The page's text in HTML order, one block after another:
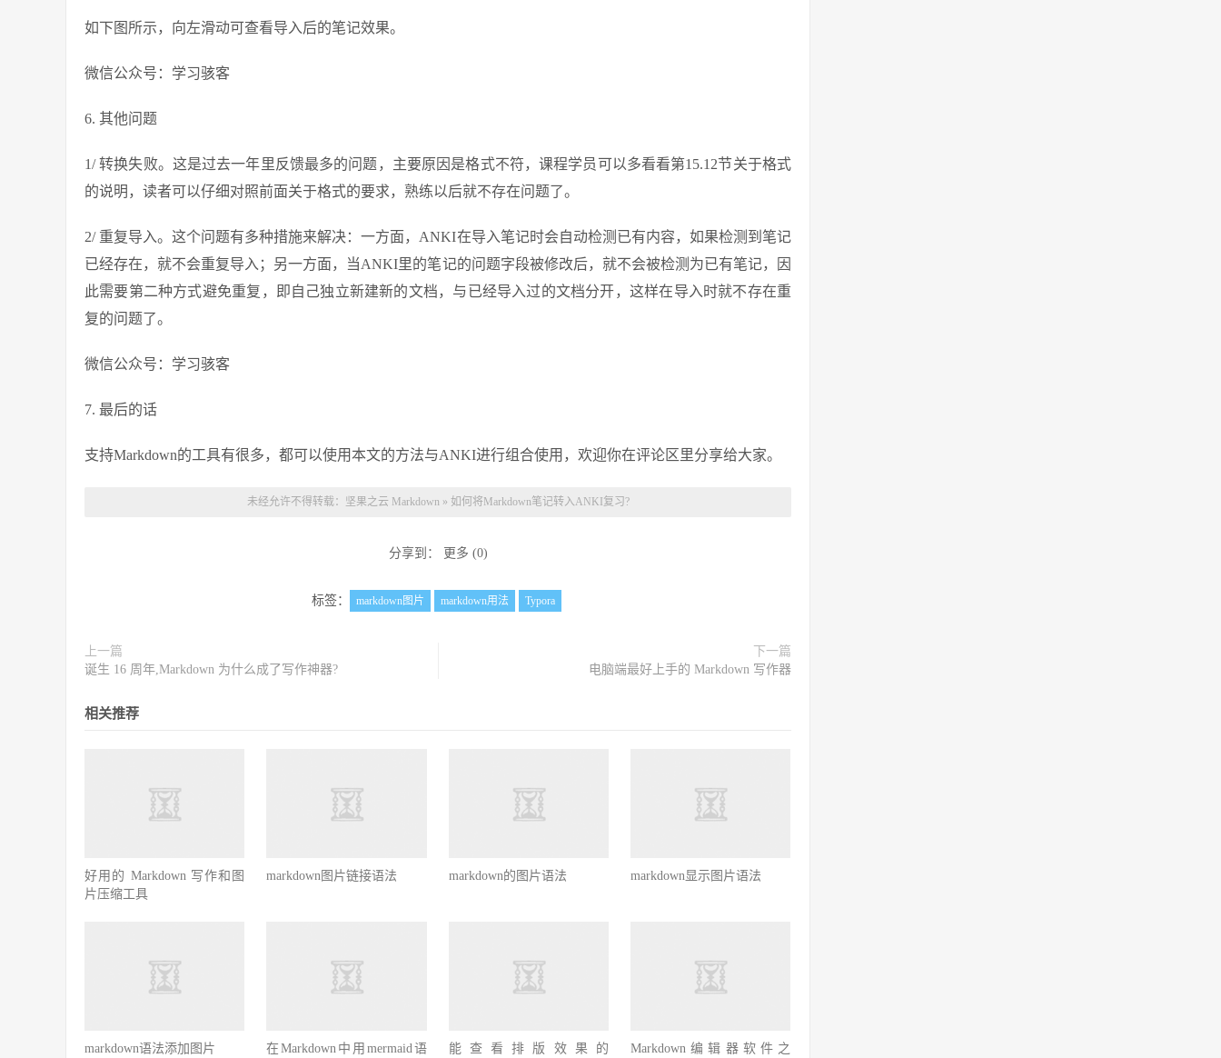
如下图所示，向左滑动可查看导入后的笔记效果。
微信公众号：学习骇客
6. 其他问题
1/ 转换失败。这是过去一年里反馈最多的问题，主要原因是格式不符，课程学员可以多看看第15.12节关于格式
的说明，读者可以仔细对照前面关于格式的要求，熟练以后就不存在问题了。
2/ 重复导入。这个问题有多种措施来解决：一方面，ANKI在导入笔记时会自动检测已有内容，如果检测到笔记
已经存在，就不会重复导入；另一方面，当ANKI里的笔记的问题字段被修改后，就不会被检测为已有笔记，因
此需要第二种方式避免重复，即自己独立新建新的文档，与已经导入过的文档分开，这样在导入时就不存在重
复的问题了。
微信公众号：学习骇客
7. 最后的话
支持Markdown的工具有很多，都可以使用本文的方法与ANKI进行组合使用，欢迎你在评论区里分享给大家。
未经允许不得转载： 坚果之云 Markdown» 如何将Markdown笔记转入ANKI复习?
分享到： 更多 (0)
标签： markdown图片 markdown用法 Typora
上一篇
诞生 16 周年,Markdown 为什么成了写作神器?
下一篇
电脑端最好上手的 Markdown 写作器
相关推荐
好用的 Markdown 写作和图
片压缩工具
markdown图片链接语法 markdown的图片语法 markdown显示图片语法
markdown语法添加图片 在Markdown中用mermaid语 能查看排版效果的 Markdown编辑器软件之